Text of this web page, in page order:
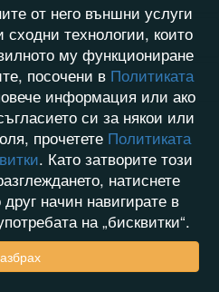
от него външни услуги
сходни технологии, които
му функциониране
посочени в Политиката
информация или ако
си за някои или
прочетете Политиката
. Като затворите този
натиснете
начин навигирате в
на „бисквитки“.